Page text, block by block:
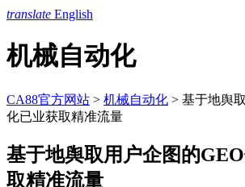
translate English
机械自动化
CA88官方网站 > 机械自动化 > 基于地舆
化已业获取精准流量
基于地舆取用户企图的
取精准流量